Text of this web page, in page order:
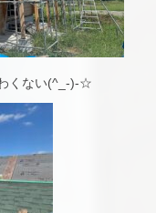
くない(^_-)-☆